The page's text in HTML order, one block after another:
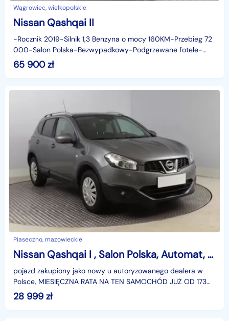
Wągrowiec, wielkopolskie
Nissan Qashqai II
-Rocznik 2019-Silnik 1,3 Benzyna o mocy 160KM-Przebieg 72
000-Salon Polska-Bezwypadkowy-Podgrzewane fotele-
Podgrzewana przednia szyba-Automat-Kamera cofania 360
65 900zł
Piaseczno, mazowieckie
Nissan Qashqai I , Salon Polska, Automat, Navi, Xenon, Klimatronic, Tempomat,
pojazd zakupiony jako nowy u autoryzowanego dealera w
Polsce, MIESIĘCZNA RATA NA TEN SAMOCHÓD JUŻ OD 173
PLN*Podana w ogłoszeniu lokalizacja pojazdu jest aktua
28 999 zł